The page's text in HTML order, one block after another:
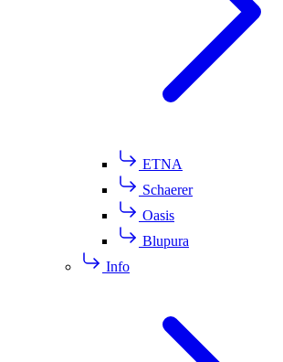
ETNA
Schaerer
Oasis
Blupura
Info